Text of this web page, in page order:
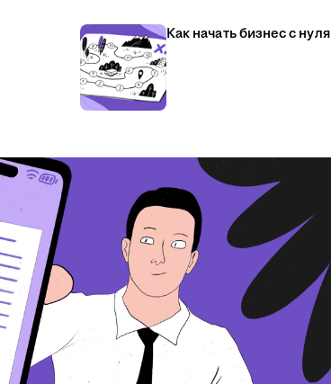
Как начать бизнес с нуля